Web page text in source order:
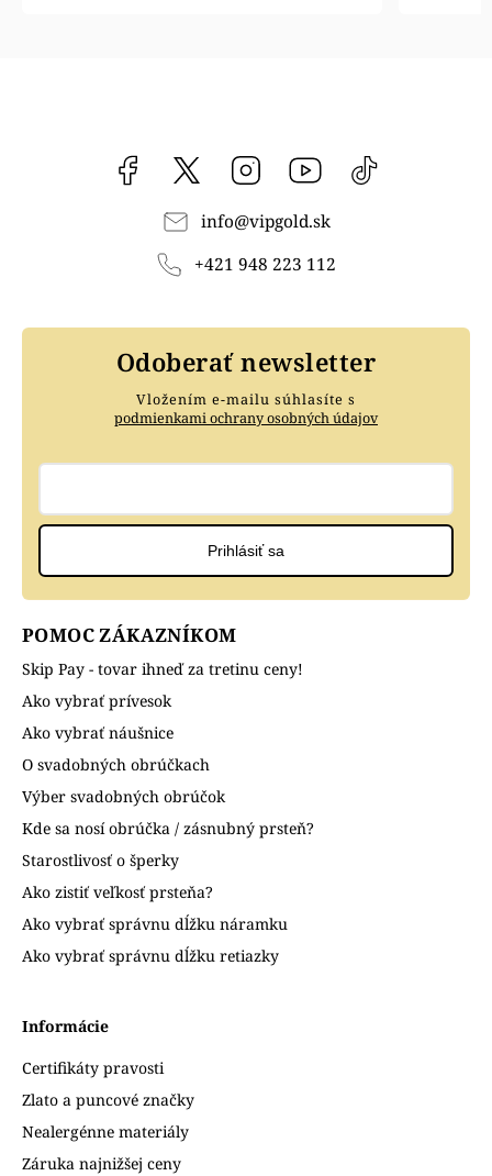
Facebook vipgoldsk Instagram YouTube
info@vipgold.sk
+421 948 223 112
POMOC ZÁKAZNÍKOM
Skip Pay - tovar ihneď za tretinu ceny!
Ako vybrať prívesok
Ako vybrať náušnice
O svadobných obrúčkach
Výber svadobných obrúčok
Kde sa nosí obrúčka / zásnubný prsteň?
Starostlivosť o šperky
Ako zistiť veľkosť prsteňa?
Ako vybrať správnu dĺžku náramku
Ako vybrať správnu dĺžku retiazky
Informácie
Certifikáty pravosti
Zlato a puncové značky
Nealergénne materiály
Záruka najnižšej ceny
Odoberať newsletter
Vložením e-mailu súhlasíte s
podmienkami ochrany osobných údajov
Prihlásiť sa